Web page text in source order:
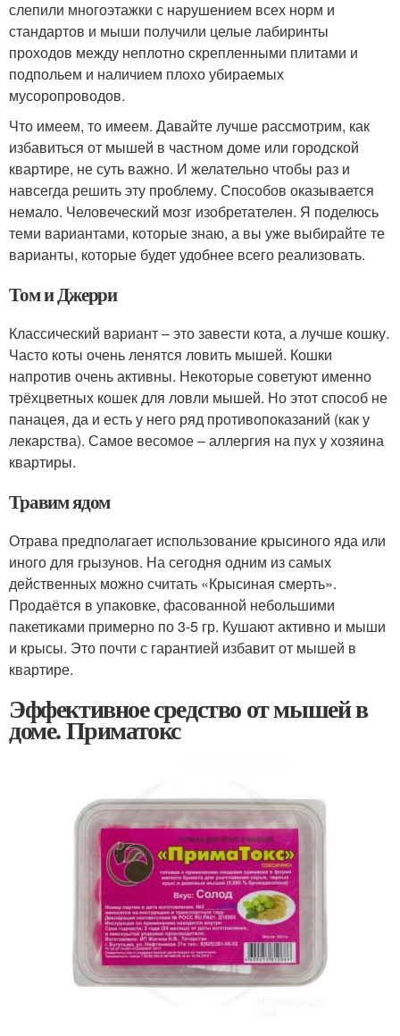
слепили многоэтажки с нарушением всех норм и
стандартов и мыши получили целые лабиринты
проходов между неплотно скрепленными плитами и
подпольем и наличием плохо убираемых
мусоропроводов.
Что имеем, то имеем. Давайте лучше рассмотрим, как
избавиться от мышей в частном доме или городской
квартире, не суть важно. И желательно чтобы раз и
навсегда решить эту проблему. Способов оказывается
немало. Человеческий мозг изобретателен. Я поделюсь
теми вариантами, которые знаю, а вы уже выбирайте те
варианты, которые будет удобнее всего реализовать.
Том и Джерри
Классический вариант – это завести кота, а лучше кошку.
Часто коты очень ленятся ловить мышей. Кошки
напротив очень активны. Некоторые советуют именно
трёхцветных кошек для ловли мышей. Но этот способ не
панацея, да и есть у него ряд противопоказаний (как у
лекарства). Самое весомое – аллергия на пух у хозяина
квартиры.
Травим ядом
Отрава предполагает использование крысиного яда или
иного для грызунов. На сегодня одним из самых
действенных можно считать «Крысиная смерть».
Продаётся в упаковке, фасованной небольшими
пакетиками примерно по 3-5 гр. Кушают активно и мыши
и крысы. Это почти с гарантией избавит от мышей в
квартире.
Эффективное средство от мышей в
доме. Приматокс